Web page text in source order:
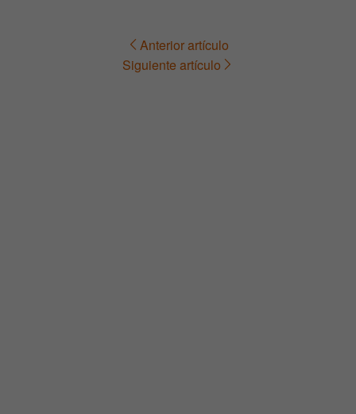
Navegación Anterior artículo
Siguiente artículo